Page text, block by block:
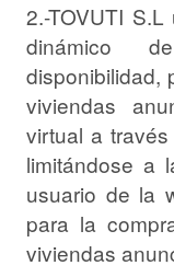
2.-TOVUTI
dinámico
disponibilidad,
viviendas
virtual a
limitándose a
usuario de la
para la
viviendas